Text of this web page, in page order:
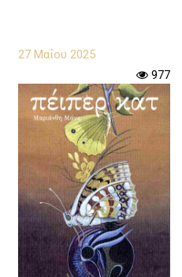
27 Μαΐου 2025
977